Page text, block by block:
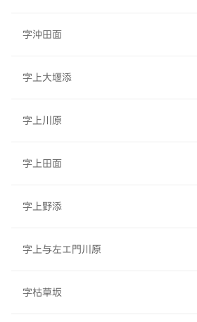
字沖田面
字上大堰添
字上川原
字上田面
字上野添
字上与左エ門川原
字枯草坂